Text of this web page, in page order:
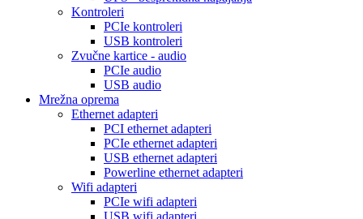
Kontroleri
PCIe kontroleri
USB kontroleri
Zvučne kartice - audio
PCIe audio
USB audio
Mrežna oprema
Ethernet adapteri
PCI ethernet adapteri
PCIe ethernet adapteri
USB ethernet adapteri
Powerline ethernet adapteri
Wifi adapteri
PCIe wifi adapteri
USB wifi adapteri